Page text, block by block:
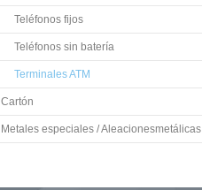
Teléfonos fijos
Teléfonos sin batería
Terminales ATM
Cartón
Metales especiales / Aleacionesmetálicas